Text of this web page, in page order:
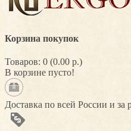
Корзина покупок
Товаров: 0 (0.00 р.)
В корзине пусто!
Доставка по всей России и